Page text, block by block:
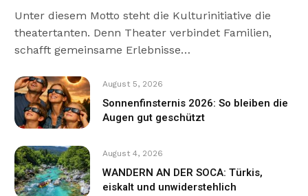
Unter diesem Motto steht die Kulturinitiative die
theatertanten. Denn Theater verbindet Familien,
schafft gemeinsame Erlebnisse…
August 5, 2026
Sonnenfinsternis 2026: So bleiben die
Augen gut geschützt
August 4, 2026
WANDERN AN DER SOCA: Türkis,
eiskalt und unwiderstehlich